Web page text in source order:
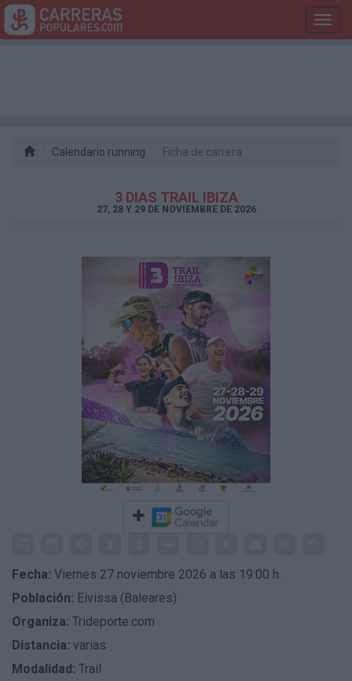
Calendario running Ficha de carrera
3 DIAS TRAIL IBIZA
27, 28 Y 29 DE NOVIEMBRE DE 2026
Fecha: Viernes 27 noviembre 2026 a las 19:00 h.
Población: Eivissa (Baleares)
Organiza: Trideporte.com
Distancia: varias
Modalidad: Trail